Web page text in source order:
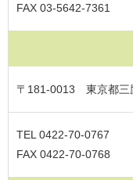
FAX 03-5642-7361
〒181-0013 東京都三
TEL 0422-70-0767
FAX 0422-70-0768